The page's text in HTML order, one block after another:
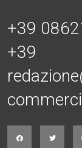
+39
+39